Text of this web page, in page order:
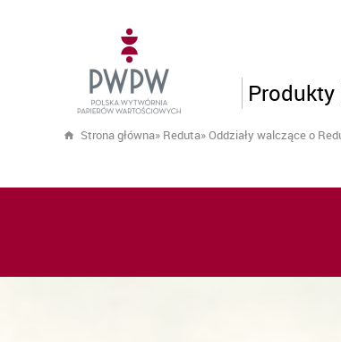
Produkty
Strona główna» Reduta»Oddziały walczące o